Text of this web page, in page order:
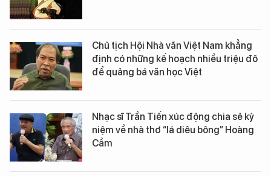
Chủ tịch Hội Nhà văn Việt Nam khẳng
định có những kế hoạch nhiều triệu đô
để quảng bá văn học Việt
Nhạc sĩ Trần Tiến xúc động chia sẻ kỷ
niệm về nhà thơ “lá diêu bông” Hoàng
Cầm